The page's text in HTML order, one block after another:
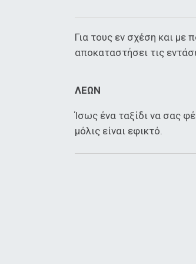
Για τους εν σχέση και με
αποκαταστήσει τις
ΛΕΩΝ
Ίσως ένα ταξίδι να σας
μόλις είναι εφικτό.